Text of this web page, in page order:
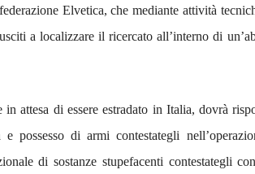
Elvetica, che mediante attività
a localizzare il ricercato all’interno di
attesa di essere estradato in Italia, dovrà
possesso di armi contestategli
di sostanze stupefacenti contestategli